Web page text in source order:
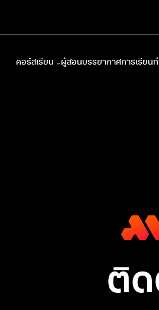
คอร์สเรียน ผู้สอนบรรยากาศการเรียน
ติด